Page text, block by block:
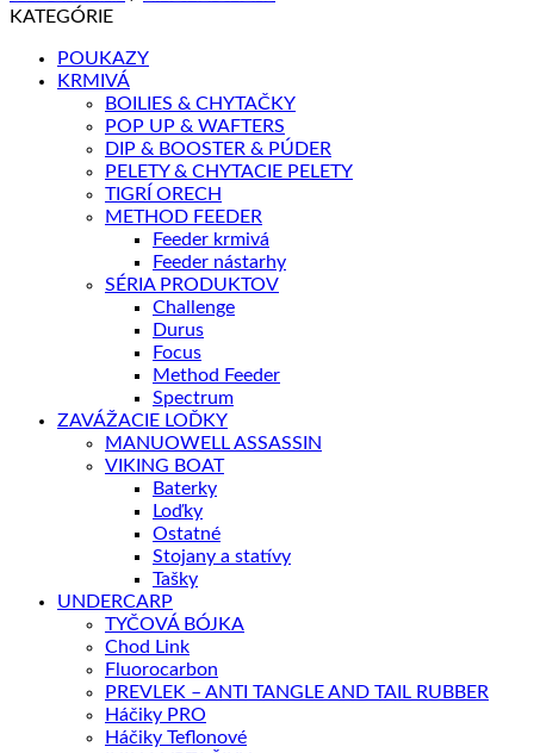
KATEGÓRIE
POUKAZY
KRMIVÁ
BOILIES & CHYTAČKY
POP UP & WAFTERS
DIP & BOOSTER & PÚDER
PELETY & CHYTACIE PELETY
TIGRÍ ORECH
METHOD FEEDER
Feeder krmivá
Feeder nástarhy
SÉRIA PRODUKTOV
Challenge
Durus
Focus
Method Feeder
Spectrum
ZAVÁŽACIE LOĎKY
MANUOWELL ASSASSIN
VIKING BOAT
Baterky
Loďky
Ostatné
Stojany a statívy
Tašky
UNDERCARP
TYČOVÁ BÓJKA
Chod Link
Fluorocarbon
PREVLEK – ANTI TANGLE AND TAIL RUBBER
Háčiky PRO
Háčiky Teflonové